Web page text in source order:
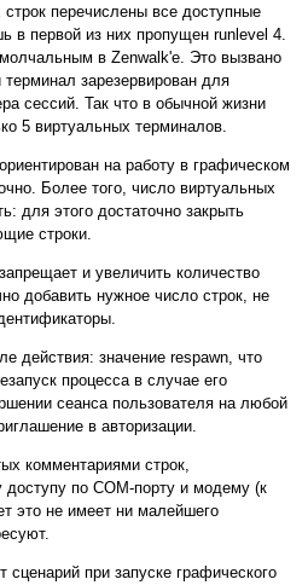
перечислены все доступные
в первой из них пропущен runlevel 4.
в Zenwalk'е. Это вызвано
зарезервирован для
сессий. Так что в обычной жизни
5 виртуальных терминалов.
на работу в графическом
Более того, число виртуальных
для этого достаточно закрыть
строки.
и увеличить количество
добавить нужное число строк, не
действия: значение respawn, что
процесса в случае его
сеанса пользователя на любой
в авторизации.
комментариями строк,
по COM-порту и модему (к
это не имеет ни малейшего
сценарий при запуске графического